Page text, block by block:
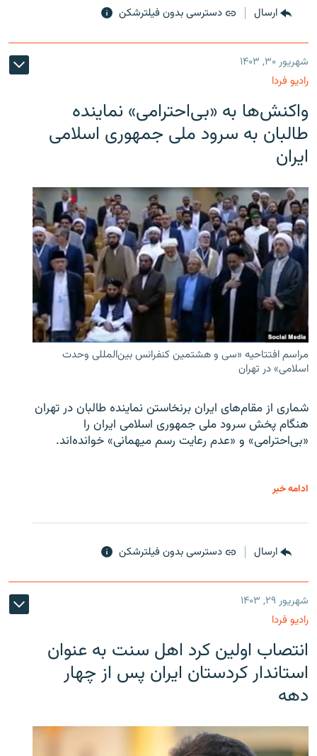
ارسال دسترسی بدون فیلترشکن
شهریور ۳۰, ۱۴۰۳
رادیو فردا
واکنش‌ها به «بی‌احترامی» نماینده
طالبان به سرود ملی جمهوری اسلامی
ایران
مراسم افتتاحیه «سی و هشتمین کنفرانس بین‌المللی وحدت
اسلامی» در تهران
شماری از مقام‌های ایران برنخاستن نماینده طالبان در تهران
هنگام پخش سرود ملی جمهوری اسلامی ایران را
«بی‌احترامی» و «عدم رعایت رسم میهمانی» خوانده‌اند.
ادامه خبر
ارسال دسترسی بدون فیلترشکن
شهریور ۲۹, ۱۴۰۳
رادیو فردا
انتصاب اولین کرد اهل سنت به عنوان
استاندار کردستان ایران پس از چهار
دهه